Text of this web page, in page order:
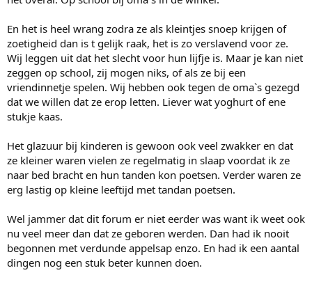
En het is heel wrang zodra ze als kleintjes snoep krijgen of
zoetigheid dan is t gelijk raak, het is zo verslavend voor ze.
Wij leggen uit dat het slecht voor hun lijfje is. Maar je kan niet
zeggen op school, zij mogen niks, of als ze bij een
vriendinnetje spelen. Wij hebben ook tegen de oma`s gezegd
dat we willen dat ze erop letten. Liever wat yoghurt of ene
stukje kaas.
Het glazuur bij kinderen is gewoon ook veel zwakker en dat
ze kleiner waren vielen ze regelmatig in slaap voordat ik ze
naar bed bracht en hun tanden kon poetsen. Verder waren ze
erg lastig op kleine leeftijd met tandan poetsen.
Wel jammer dat dit forum er niet eerder was want ik weet ook
nu veel meer dan dat ze geboren werden. Dan had ik nooit
begonnen met verdunde appelsap enzo. En had ik een aantal
dingen nog een stuk beter kunnen doen.